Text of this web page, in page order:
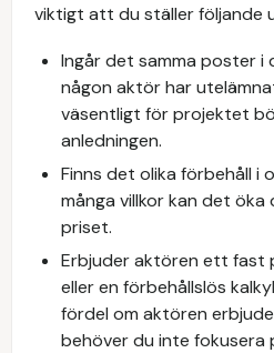
viktigt att du ställer följande
Ingår det samma poster i
någon aktör har
väsentligt för projektet
anledningen.
Finns det olika förbehåll i
många villkor kan det öka
priset.
Erbjuder aktören ett fast
eller en förbehållslös
fördel om aktören
behöver du inte fokusera